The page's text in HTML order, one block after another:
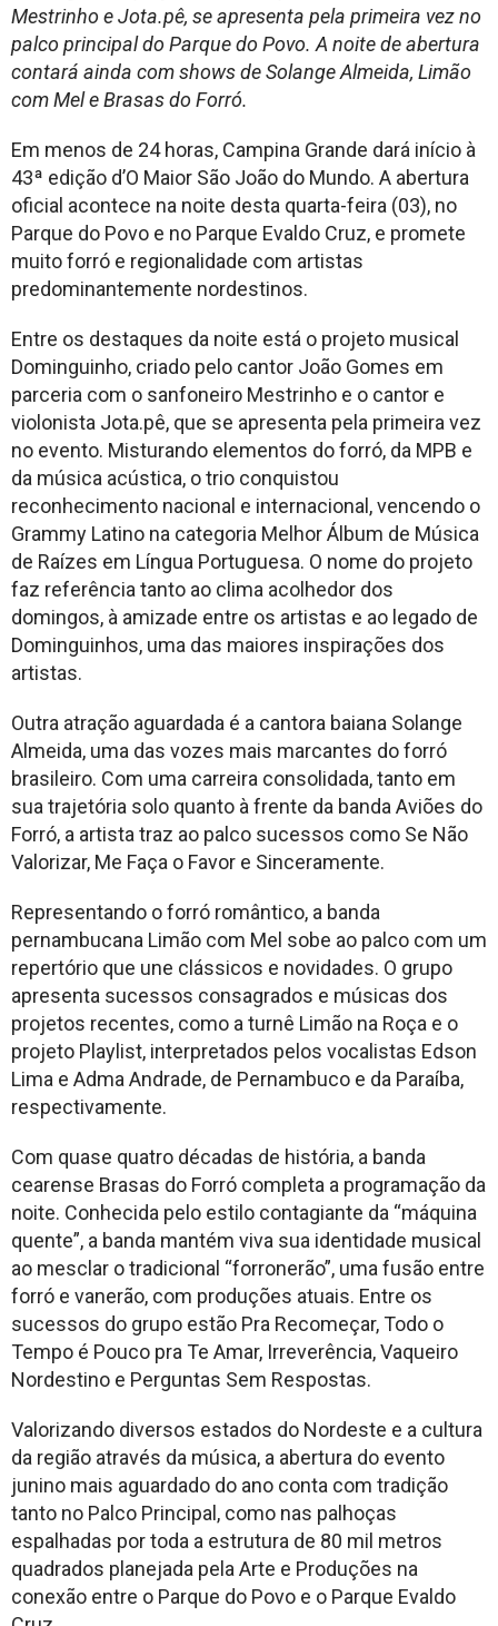
Mestrinho e Jota.pê, se apresenta pela primeira vez no
palco principal do Parque do Povo. A noite de abertura
contará ainda com shows de Solange Almeida, Limão
com Mel e Brasas do Forró.
Em menos de 24 horas, Campina Grande dará início à
43ª edição d’O Maior São João do Mundo. A abertura
oficial acontece na noite desta quarta-feira (03), no
Parque do Povo e no Parque Evaldo Cruz, e promete
muito forró e regionalidade com artistas
predominantemente nordestinos.
Entre os destaques da noite está o projeto musical
Dominguinho, criado pelo cantor João Gomes em
parceria com o sanfoneiro Mestrinho e o cantor e
violonista Jota.pê, que se apresenta pela primeira vez
no evento. Misturando elementos do forró, da MPB e
da música acústica, o trio conquistou
reconhecimento nacional e internacional, vencendo o
Grammy Latino na categoria Melhor Álbum de Música
de Raízes em Língua Portuguesa. O nome do projeto
faz referência tanto ao clima acolhedor dos
domingos, à amizade entre os artistas e ao legado de
Dominguinhos, uma das maiores inspirações dos
artistas.
Outra atração aguardada é a cantora baiana Solange
Almeida, uma das vozes mais marcantes do forró
brasileiro. Com uma carreira consolidada, tanto em
sua trajetória solo quanto à frente da banda Aviões do
Forró, a artista traz ao palco sucessos como Se Não
Valorizar, Me Faça o Favor e Sinceramente.
Representando o forró romântico, a banda
pernambucana Limão com Mel sobe ao palco com um
repertório que une clássicos e novidades. O grupo
apresenta sucessos consagrados e músicas dos
projetos recentes, como a turnê Limão na Roça e o
projeto Playlist, interpretados pelos vocalistas Edson
Lima e Adma Andrade, de Pernambuco e da Paraíba,
respectivamente.
Com quase quatro décadas de história, a banda
cearense Brasas do Forró completa a programação da
noite. Conhecida pelo estilo contagiante da “máquina
quente”, a banda mantém viva sua identidade musical
ao mesclar o tradicional “forronerão”, uma fusão entre
forró e vanerão, com produções atuais. Entre os
sucessos do grupo estão Pra Recomeçar, Todo o
Tempo é Pouco pra Te Amar, Irreverência, Vaqueiro
Nordestino e Perguntas Sem Respostas.
Valorizando diversos estados do Nordeste e a cultura
da região através da música, a abertura do evento
junino mais aguardado do ano conta com tradição
tanto no Palco Principal, como nas palhoças
espalhadas por toda a estrutura de 80 mil metros
quadrados planejada pela Arte e Produções na
conexão entre o Parque do Povo e o Parque Evaldo